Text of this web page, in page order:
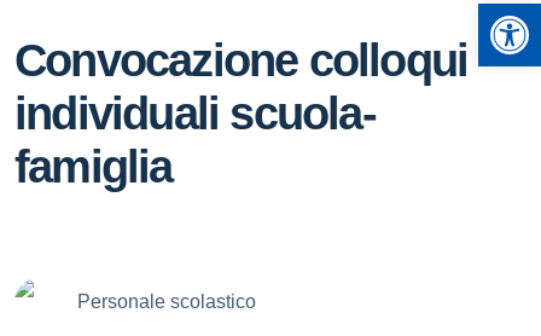
Convocazione colloqui
individuali scuola-
famiglia
Personale scolastico